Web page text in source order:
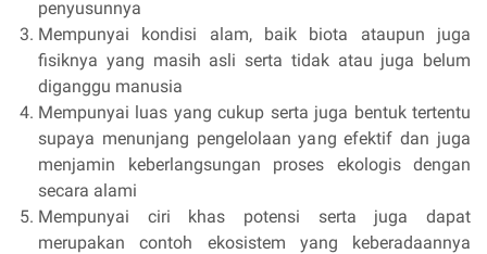
penyusunnya
Mempunyai kondisi alam, baik biota ataupun juga
fisiknya yang masih asli serta tidak atau juga belum
diganggu manusia
Mempunyai luas yang cukup serta juga bentuk tertentu
supaya menunjang pengelolaan yang efektif dan juga
menjamin keberlangsungan proses ekologis dengan
secara alami
Mempunyai ciri khas potensi serta juga dapat
merupakan contoh ekosistem yang keberadaannya